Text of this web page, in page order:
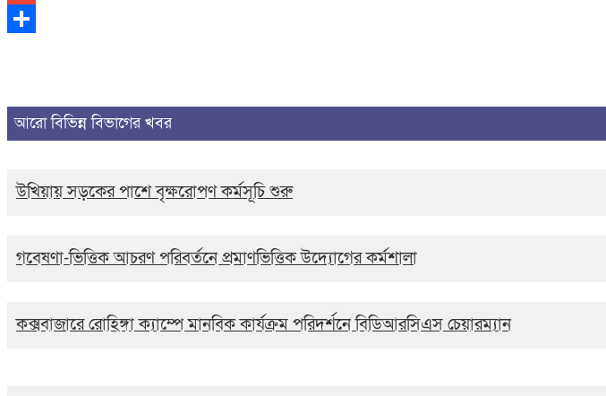
Gmail
আরো বিভিন্ন বিভাগের খবর
উখিয়ায় সড়কের পাশে বৃক্ষরোপণ কর্মসূচি শুরু
গবেষণা-ভিত্তিক আচরণ পরিবর্তনে প্রমাণভিত্তিক উদ্যোগের কর্মশালা
কক্সবাজারে রোহিঙ্গা ক্যাম্পে মানবিক কার্যক্রম পরিদর্শনে বিডিআরসিএস চেয়ারম্যান